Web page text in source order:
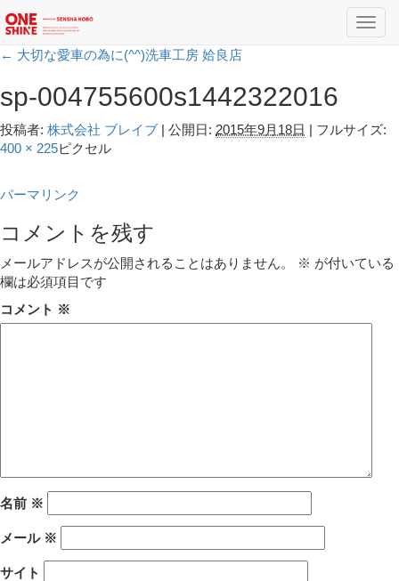
← 大切な愛車の為に(^^)洗車工房 姶良店
sp-004755600s1442322016
投稿者: 株式会社 ブレイブ | 公開日: 2015年9月18日 | フルサイズ:
400 × 225ピクセル
パーマリンク
コメントを残す
メールアドレスが公開されることはありません。 ※ が付いている
欄は必須項目です
コメント ※
名前 ※
メール ※
サイト